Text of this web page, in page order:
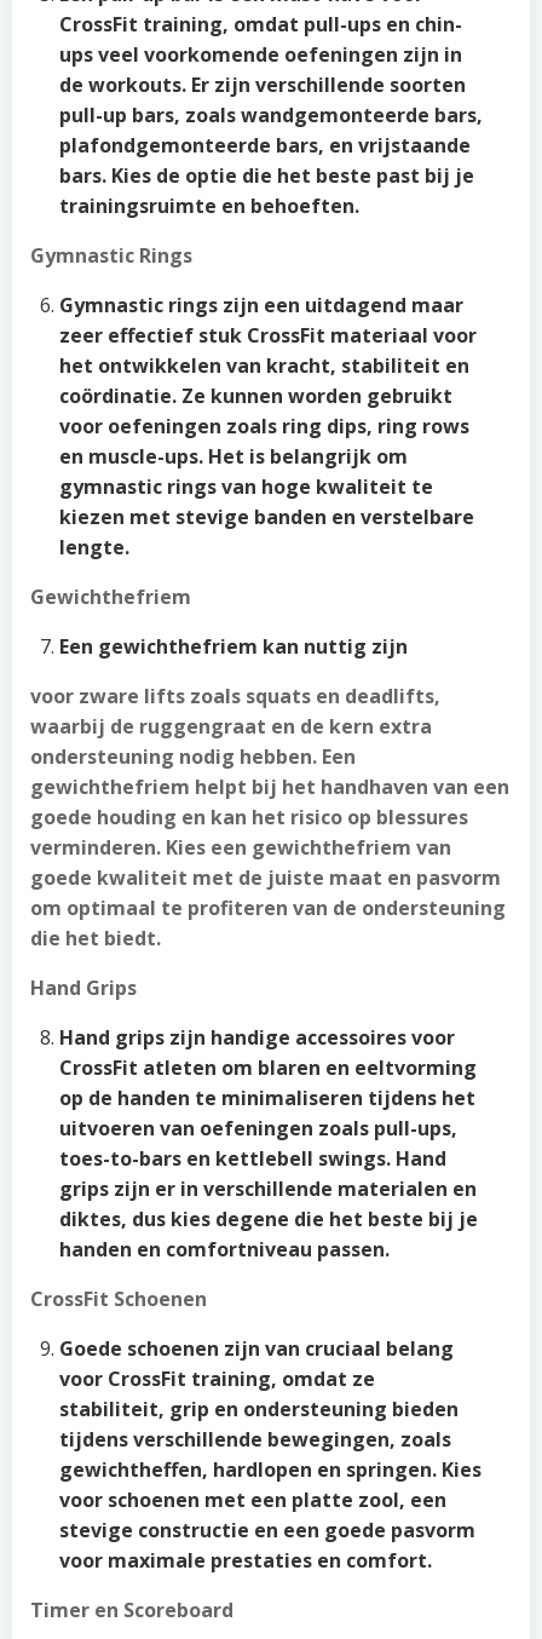
CrossFit training, omdat pull-ups en chin-
ups veel voorkomende oefeningen zijn in
de workouts. Er zijn verschillende soorten
pull-up bars, zoals wandgemonteerde bars,
plafondgemonteerde bars, en vrijstaande
bars. Kies de optie die het beste past bij je
trainingsruimte en behoeften.
Gymnastic Rings
Gymnastic rings zijn een uitdagend maar
zeer effectief stuk CrossFit materiaal voor
het ontwikkelen van kracht, stabiliteit en
coördinatie. Ze kunnen worden gebruikt
voor oefeningen zoals ring dips, ring rows
en muscle-ups. Het is belangrijk om
gymnastic rings van hoge kwaliteit te
kiezen met stevige banden en verstelbare
lengte.
Gewichthefriem
Een gewichthefriem kan nuttig zijn
voor zware lifts zoals squats en deadlifts,
waarbij de ruggengraat en de kern extra
ondersteuning nodig hebben. Een
gewichthefriem helpt bij het handhaven van een
goede houding en kan het risico op blessures
verminderen. Kies een gewichthefriem van
goede kwaliteit met de juiste maat en pasvorm
om optimaal te profiteren van de ondersteuning
die het biedt.
Hand Grips
Hand grips zijn handige accessoires voor
CrossFit atleten om blaren en eeltvorming
op de handen te minimaliseren tijdens het
uitvoeren van oefeningen zoals pull-ups,
toes-to-bars en kettlebell swings. Hand
grips zijn er in verschillende materialen en
diktes, dus kies degene die het beste bij je
handen en comfortniveau passen.
CrossFit Schoenen
Goede schoenen zijn van cruciaal belang
voor CrossFit training, omdat ze
stabiliteit, grip en ondersteuning bieden
tijdens verschillende bewegingen, zoals
gewichtheffen, hardlopen en springen. Kies
voor schoenen met een platte zool, een
stevige constructie en een goede pasvorm
voor maximale prestaties en comfort.
Timer en Scoreboard